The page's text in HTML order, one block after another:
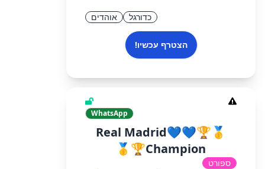
כדורגל אוהדים
הצטרף עכשיו!
WhatsApp
🥇🏆Real Madrid💙💙
Champion🏆🥇
ספורט